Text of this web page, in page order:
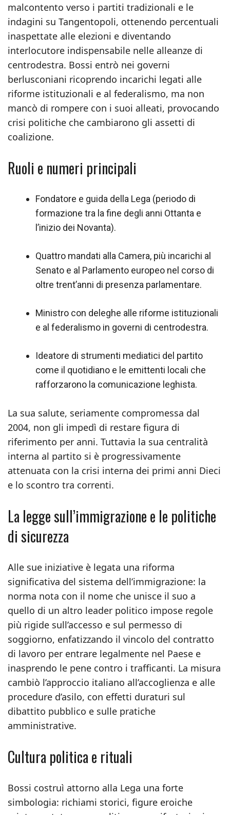
malcontento verso i partiti tradizionali e le
indagini su Tangentopoli, ottenendo percentuali
inaspettate alle elezioni e diventando
interlocutore indispensabile nelle alleanze di
centrodestra. Bossi entrò nei governi
berlusconiani ricoprendo incarichi legati alle
riforme istituzionali e al federalismo, ma non
mancò di rompere con i suoi alleati, provocando
crisi politiche che cambiarono gli assetti di
coalizione.
Ruoli e numeri principali
Fondatore e guida della Lega (periodo di
formazione tra la fine degli anni Ottanta e
l’inizio dei Novanta).
Quattro mandati alla Camera, più incarichi al
Senato e al Parlamento europeo nel corso di
oltre trent’anni di presenza parlamentare.
Ministro con deleghe alle riforme istituzionali
e al federalismo in governi di centrodestra.
Ideatore di strumenti mediatici del partito
come il quotidiano e le emittenti locali che
rafforzarono la comunicazione leghista.
La sua salute, seriamente compromessa dal
2004, non gli impedì di restare figura di
riferimento per anni. Tuttavia la sua centralità
interna al partito si è progressivamente
attenuata con la crisi interna dei primi anni Dieci
e lo scontro tra correnti.
La legge sull’immigrazione e le politiche
di sicurezza
Alle sue iniziative è legata una riforma
significativa del sistema dell’immigrazione: la
norma nota con il nome che unisce il suo a
quello di un altro leader politico impose regole
più rigide sull’accesso e sul permesso di
soggiorno, enfatizzando il vincolo del contratto
di lavoro per entrare legalmente nel Paese e
inasprendo le pene contro i trafficanti. La misura
cambiò l’approccio italiano all’accoglienza e alle
procedure d’asilo, con effetti duraturi sul
dibattito pubblico e sulle pratiche
amministrative.
Cultura politica e rituali
Bossi costruì attorno alla Lega una forte
simbologia: richiami storici, figure eroiche